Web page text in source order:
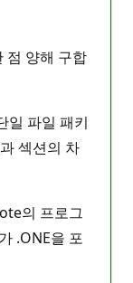
점 양해 구합
일 파일 패키
섹션의 차
의 프로그
.ONE을 포